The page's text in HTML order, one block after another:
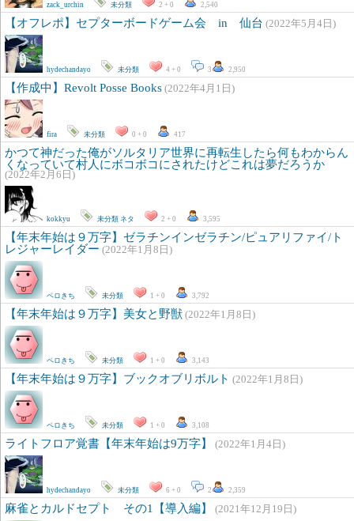
zack_urchin 未分類 2 + 0 2,540
【オフレポ】セプターボードゲーム会 in 仙台 (2022年5月4日)
hydechandayo 未分類 4 + 0 3 2,950
【作成中】Revolt Posse Books (2022年4月1日)
fira 未分類 0 + 0 417
かつて神だった俺がソルタリア世界に再転生したら何もわからん
くなっていて村人にボコボコにされたけどこれは夢だろうか
(2022年2月6日)
kokkyu 未分類 ネタ 2 + 0 3,595
【年末年始は９万字】ゼラチンインゼラチン/ピュアリファイ/ト
レジャーレイダー (2022年1月8日)
ペロきち 未分類 1 + 0 3,792
【年末年始は９万字】美女と野獣 (2022年1月8日)
ペロきち 未分類 1 + 0 3,143
【年末年始は９万字】ブックオブリボルト (2022年1月8日)
ペロきち 未分類 1 + 0 3,108
ライトフロア覚書【年末年始は9万字】 (2022年1月4日)
hydechandayo 未分類 6 + 0 2 2,359
麻雀とカルドセプト その1【導入編】 (2021年12月19日)